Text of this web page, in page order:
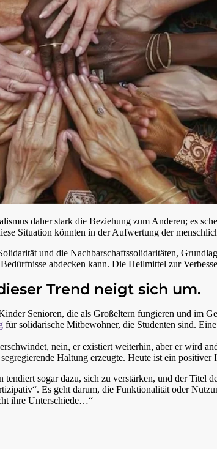
daher stark die Beziehung zum Anderen; es
Situation könnten in der Aufwertung der
und die Nachbarschaftssolidaritäten,
abdecken kann. Die Heilmittel zur
Trend neigt sich um.
Senioren, die als Großeltern fungieren und im
für solidarische Mitbewohner, die Studenten sind.
nein, er existiert weiterhin, aber er wird
Haltung erzeugte. Heute ist ein
sogar dazu, sich zu verstärken, und der Titel
Es geht darum, die Funktionalität oder
ihre Unterschiede…“